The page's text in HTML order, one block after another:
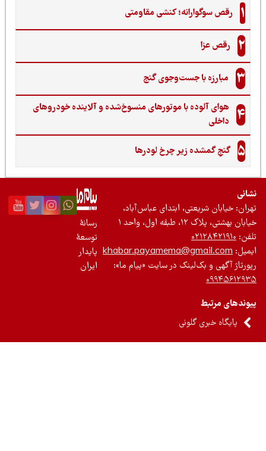
رقص سوگوارانه؛ کنشی مقاومتی
رقص عزا
مبارزه با جست‌وجوی گنج‌
هوای آلوده با موتورهای منسوخ‌شده و آلاینده خودروهای
داخلی
گنجِ گمشده زیر چرخ لودرها
خیابان شریعتی، ابتدای عباس‌آباد،
بهشتی، پلاک ۱۲، طبقه اول، واحد ۱
۰۲۱۲۸۴۲۱۹۱۰
khabar.payamema@gmail.com
آگهی و بک‌لینک در سایت «پیام ما»:
مرتبط
پایگاه خبری گلونی
توسعۀ
پایدار
ایران